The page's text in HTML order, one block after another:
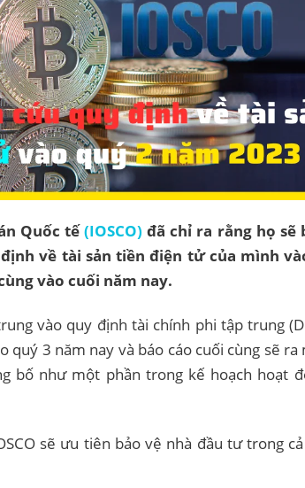
Quốc tế(IOSCO) đã chỉ ra rằng họ sẽ
về tài sản tiền điện tử của mình
vào cuối năm nay.
vào quy định tài chính phi tập trung
quý 3 năm nay và báo cáo cuối cùng sẽ ra
bố như một phần trong kế hoạch hoạt
sẽ ưu tiên bảo vệ nhà đầu tư trong